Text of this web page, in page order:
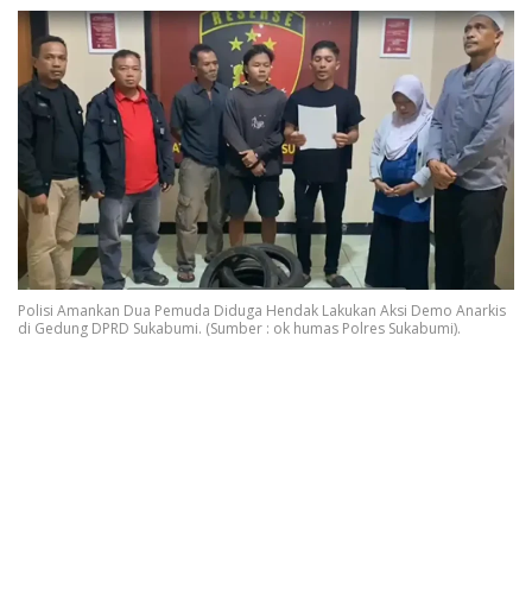
Polisi Amankan Dua Pemuda Diduga Hendak Lakukan Aksi Demo Anarkis
di Gedung DPRD Sukabumi. (Sumber : ok humas Polres Sukabumi).